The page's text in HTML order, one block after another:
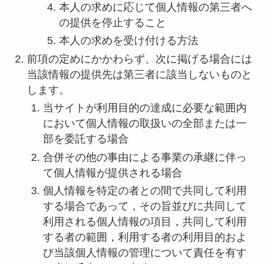
本人の求めに応じて個人情報の第三者へ
の提供を停止すること
本人の求めを受け付ける方法
前項の定めにかかわらず、次に掲げる場合には
当該情報の提供先は第三者に該当しないものと
します。
当サイトが利用目的の達成に必要な範囲内
において個人情報の取扱いの全部または一
部を委託する場合
合併その他の事由による事業の承継に伴っ
て個人情報が提供される場合
個人情報を特定の者との間で共同して利用
する場合であって，その旨並びに共同して
利用される個人情報の項目，共同して利用
する者の範囲，利用する者の利用目的およ
び当該個人情報の管理について責任を有す